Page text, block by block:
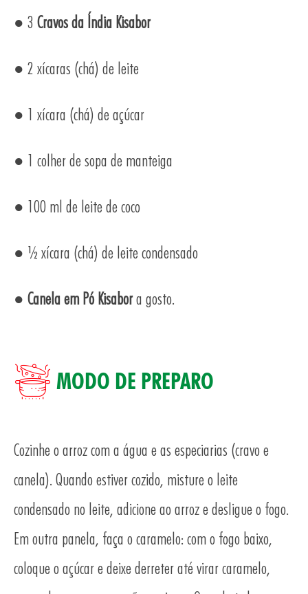
● 3 Cravos da Índia Kisabor
● 2 xícaras (chá) de leite
● 1 xícara (chá) de açúcar
● 1 colher de sopa de manteiga
● 100 ml de leite de coco
● ½ xícara (chá) de leite condensado
● Canela em Pó Kisabora gosto.
MODO DE PREPARO
Cozinhe o arroz com a água e as especiarias (cravo e
canela). Quando estiver cozido, misture o leite
condensado no leite, adicione ao arroz e desligue o fogo.
Em outra panela, faça o caramelo: com o fogo baixo,
coloque o açúcar e deixe derreter até virar caramelo,